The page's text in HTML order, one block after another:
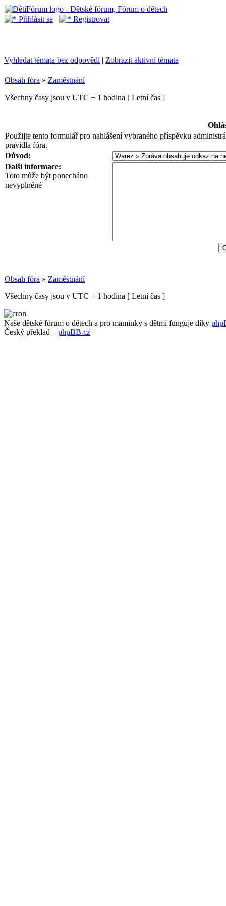
Přihlásit se Registrovat
Vyhledat témata bez odpovědí| Zobrazit aktivní témata
Obsah fóra » Zaměstnání
Všechny časy jsou v UTC + 1 hodina [ Letní čas ]
Použijte tento formulář pro nahlášení vybraného příspěvku
pravidla fóra.
Důvod:
Další informace:
Toto může být ponecháno
nevyplněné
Obsah fóra » Zaměstnání
Všechny časy jsou v UTC + 1 hodina [ Letní čas ]
Naše dětské fórum o dětech a pro maminky s dětmi funguje díky
Český překlad – phpBB.cz